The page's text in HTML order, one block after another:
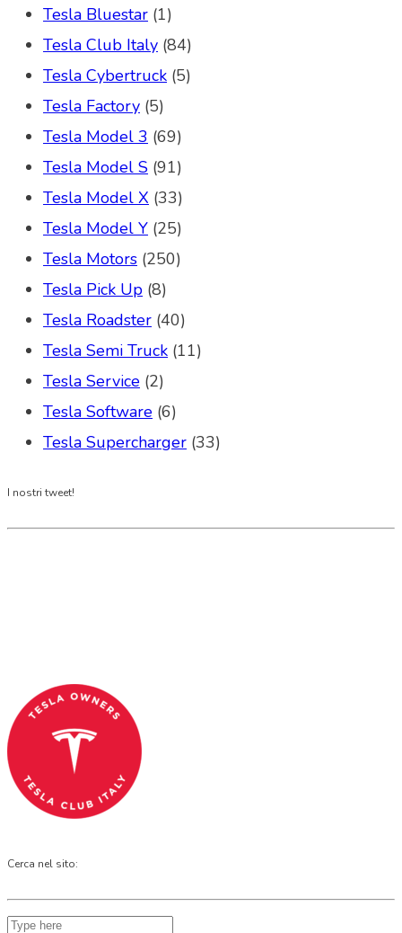
Tesla Bluestar (1)
Tesla Club Italy (84)
Tesla Cybertruck (5)
Tesla Factory (5)
Tesla Model 3 (69)
Tesla Model S (91)
Tesla Model X (33)
Tesla Model Y (25)
Tesla Motors (250)
Tesla Pick Up (8)
Tesla Roadster (40)
Tesla Semi Truck (11)
Tesla Service (2)
Tesla Software (6)
Tesla Supercharger (33)
I nostri tweet!
Cerca nel sito: